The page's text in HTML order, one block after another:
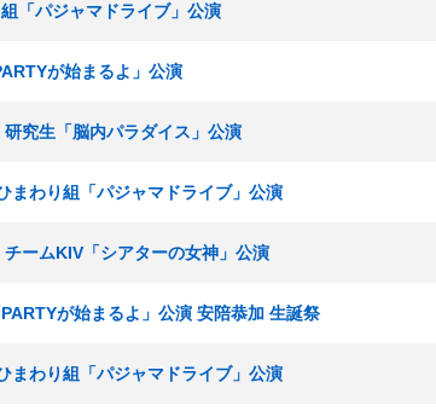
「パジャマドライブ」公演
が始まるよ」公演
究生「脳内パラダイス」公演
まわり組「パジャマドライブ」公演
ームKIV「シアターの女神」公演
が始まるよ」公演 安陪恭加 生誕祭
まわり組「パジャマドライブ」公演